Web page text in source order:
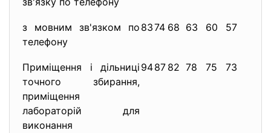
з мовним зв'язком по
телефону
8374 68 63 60 57
Приміщення і дільниці
точного збирання,
приміщення
лабораторій для
виконання
9487 82 78 75 73